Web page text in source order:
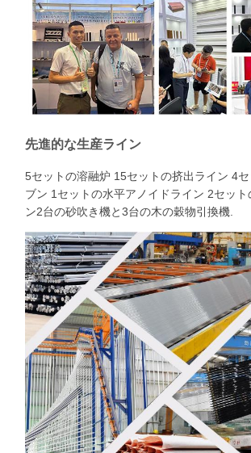
先進的な生産ライン
5セットの溶融炉 15セットの挤出ライン 4
ブン 1セットの水平アノイドライン 2セット
ン2台の砂吹き機と3台の木の穀物引換機.